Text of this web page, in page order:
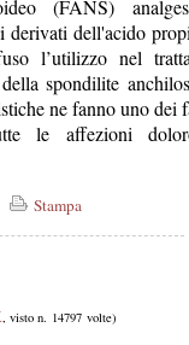
(FANS)
derivati dell'acido
l’utilizzo nel
spondilite
ne fanno uno dei
le affezioni
Stampa
, visto n. 14797 volte)